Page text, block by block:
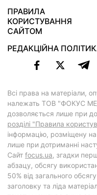
ПРАВИЛА
КОРИСТУВАННЯ
САЙТОМ
РЕДАКЦІЙНА
Всі права на матеріали,
належать ТОВ "ФОКУС
дозволяється лише при
розділі "Правила
інформацію, розміщену
лише при дотриманні
Cайт focus.ua, згадки
абзацу, обсягу
50% від загального
заголовку та ліда